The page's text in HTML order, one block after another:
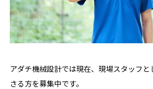
アダチ機械設計では現在、現場スタッフ
さる方を募集中です。